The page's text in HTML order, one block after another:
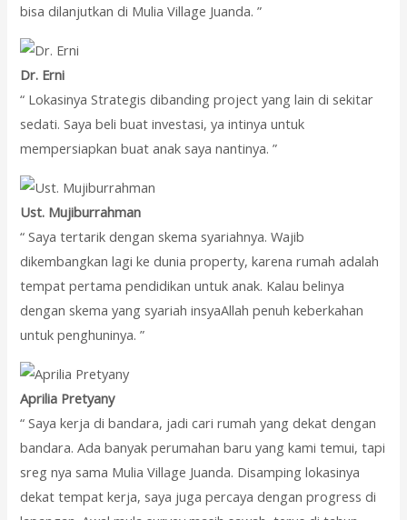
bisa dilanjutkan di Mulia Village Juanda. ”
Dr. Erni
“ Lokasinya Strategis dibanding project yang lain di sekitar
sedati. Saya beli buat investasi, ya intinya untuk
mempersiapkan buat anak saya nantinya. ”
Ust. Mujiburrahman
“ Saya tertarik dengan skema syariahnya. Wajib
dikembangkan lagi ke dunia property, karena rumah adalah
tempat pertama pendidikan untuk anak. Kalau belinya
dengan skema yang syariah insyaAllah penuh keberkahan
untuk penghuninya. ”
Aprilia Pretyany
“ Saya kerja di bandara, jadi cari rumah yang dekat dengan
bandara. Ada banyak perumahan baru yang kami temui, tapi
sreg nya sama Mulia Village Juanda. Disamping lokasinya
dekat tempat kerja, saya juga percaya dengan progress di